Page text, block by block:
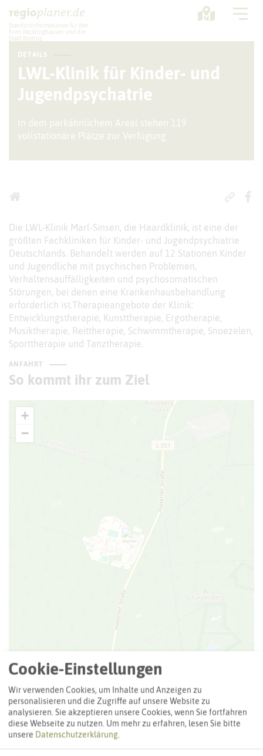
Standortinformationen für den
Kreis Recklinghausen und die
Stadt Bottrop
Planung
Standorte
Statistik
DETAILS
LWL-Klinik für Kinder- und
Jugendpsychatrie
In dem parkähnlichem Areal stehen 119
vollstationäre Plätze zur Verfügung
Die LWL-Klinik Marl-Sinsen, die Haardklinik, ist eine der
größten Fachkliniken für Kinder- und Jugendpsychiatrie
Deutschlands. Behandelt werden auf 12 Stationen Kinder
und Jugendliche mit psychischen Problemen,
Verhaltensauffälligkeiten und psychosomatischen
Störungen, bei denen eine Krankenhausbehandlung
erforderlich ist.Therapieangebote der Klinik:
Entwicklungstherapie, Kunsttherapie, Ergotherapie,
Musiktherapie, Reittherapie, Schwimmtherapie, Snoezelen,
Sporttherapie und Tanztherapie.
ANFAHRT
So kommt ihr zum Ziel
+
−
Leaflet| ©OpenStreetMapcontributors |
Adresse:
LWL-Klinik für Kinder- und Jugendpsychatrie
Cookie-Einstellungen
Wir verwenden Cookies, um Inhalte und Anzeigen zu
personalisieren und die Zugriffe auf unsere Website zu
analysieren. Sie akzeptieren unsere Cookies, wenn Sie fortfahren
diese Webseite zu nutzen. Um mehr zu erfahren, lesen Sie bitte
unsere Datenschutzerklärung.